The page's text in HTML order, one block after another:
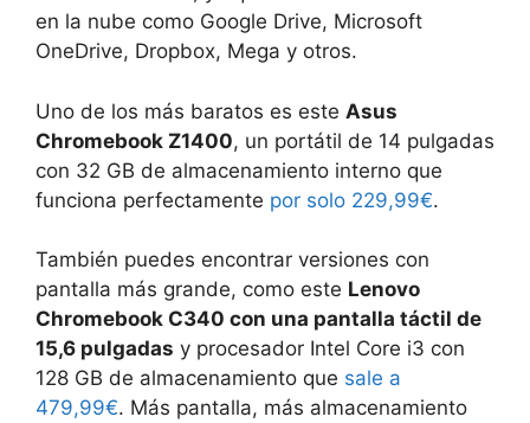
en la nube como Google Drive, Microsoft
OneDrive, Dropbox, Mega y otros.
Uno de los más baratos es este Asus
Chromebook Z1400, un portátil de 14 pulgadas
con 32 GB de almacenamiento interno que
funciona perfectamente por solo 229,99€.
También puedes encontrar versiones con
pantalla más grande, como este Lenovo
Chromebook C340 con una pantalla táctil de
15,6 pulgadas y procesador Intel Core i3 con
128 GB de almacenamiento que sale a
479,99€. Más pantalla, más almacenamiento